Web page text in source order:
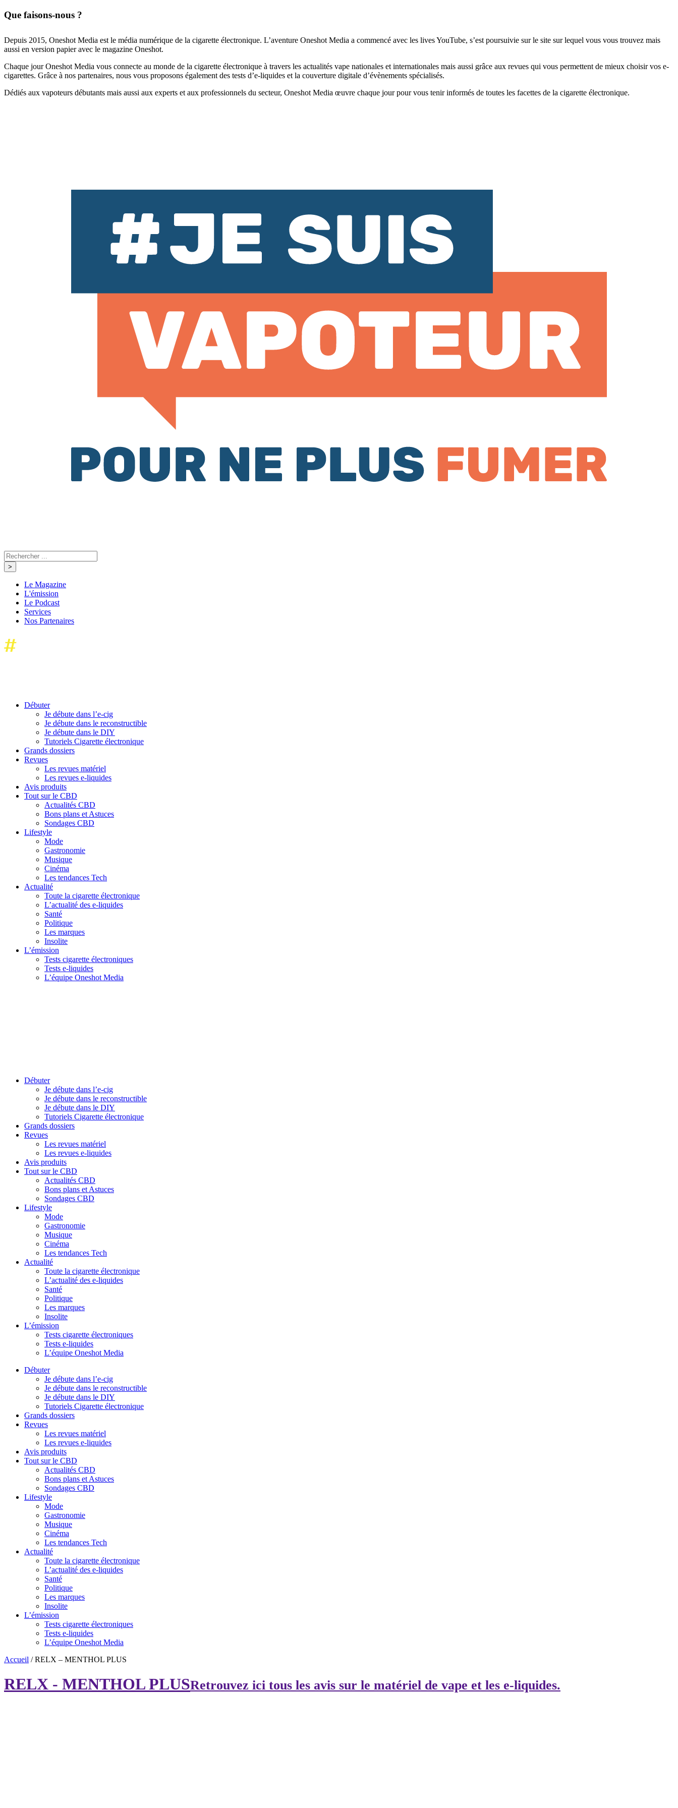
Que faisons-nous ?
Depuis 2015, Oneshot Media est le média numérique de la cigarette électronique. L’aventure Oneshot Media a commencé avec les lives YouTube, s’est poursuivie sur le site sur lequel vous vous trouvez mais
aussi en version papier avec le magazine Oneshot.
Chaque jour Oneshot Media vous connecte au monde de la cigarette électronique à travers les actualités vape nationales et internationales mais aussi grâce aux revues qui vous permettent de mieux choisir vos e-
cigarettes. Grâce à nos partenaires, nous vous proposons également des tests d’e-liquides et la couverture digitale d’évènements spécialisés.
Dédiés aux vapoteurs débutants mais aussi aux experts et aux professionnels du secteur, Oneshot Media œuvre chaque jour pour vous tenir informés de toutes les facettes de la cigarette électronique.
Le Magazine
L'émission
Le Podcast
Services
Nos Partenaires
Débuter
Je débute dans l’e-cig
Je débute dans le reconstructible
Je débute dans le DIY
Tutoriels Cigarette électronique
Grands dossiers
Revues
Les revues matériel
Les revues e-liquides
Avis produits
Tout sur le CBD
Actualités CBD
Bons plans et Astuces
Sondages CBD
Lifestyle
Mode
Gastronomie
Musique
Cinéma
Les tendances Tech
Actualité
Toute la cigarette électronique
L’actualité des e-liquides
Santé
Politique
Les marques
Insolite
L’émission
Tests cigarette électroniques
Tests e-liquides
L’équipe Oneshot Media
Débuter
Je débute dans l’e-cig
Je débute dans le reconstructible
Je débute dans le DIY
Tutoriels Cigarette électronique
Grands dossiers
Revues
Les revues matériel
Les revues e-liquides
Avis produits
Tout sur le CBD
Actualités CBD
Bons plans et Astuces
Sondages CBD
Lifestyle
Mode
Gastronomie
Musique
Cinéma
Les tendances Tech
Actualité
Toute la cigarette électronique
L’actualité des e-liquides
Santé
Politique
Les marques
Insolite
L’émission
Tests cigarette électroniques
Tests e-liquides
L’équipe Oneshot Media
Débuter
Je débute dans l’e-cig
Je débute dans le reconstructible
Je débute dans le DIY
Tutoriels Cigarette électronique
Grands dossiers
Revues
Les revues matériel
Les revues e-liquides
Avis produits
Tout sur le CBD
Actualités CBD
Bons plans et Astuces
Sondages CBD
Lifestyle
Mode
Gastronomie
Musique
Cinéma
Les tendances Tech
Actualité
Toute la cigarette électronique
L’actualité des e-liquides
Santé
Politique
Les marques
Insolite
L’émission
Tests cigarette électroniques
Tests e-liquides
L’équipe Oneshot Media
Accueil /RELX – MENTHOL PLUS
RELX - MENTHOL PLUSRetrouvez ici tous les avis sur le matériel de vape et les e-liquides.